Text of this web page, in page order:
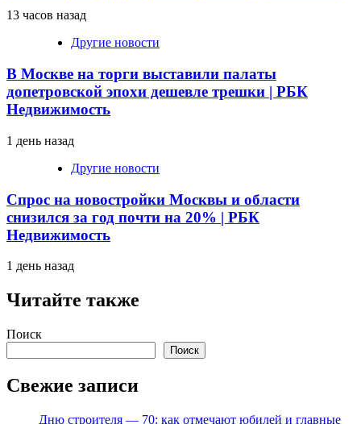
13 часов назад
Другие новости
В Москве на торги выставили палаты
допетровской эпохи дешевле трешки | РБК
Недвижимость
1 день назад
Другие новости
Спрос на новостройки Москвы и области
снизился за год почти на 20% | РБК
Недвижимость
1 день назад
Читайте также
Поиск
Поиск
Свежие записи
Дню строителя — 70: как отмечают юбилей и главные